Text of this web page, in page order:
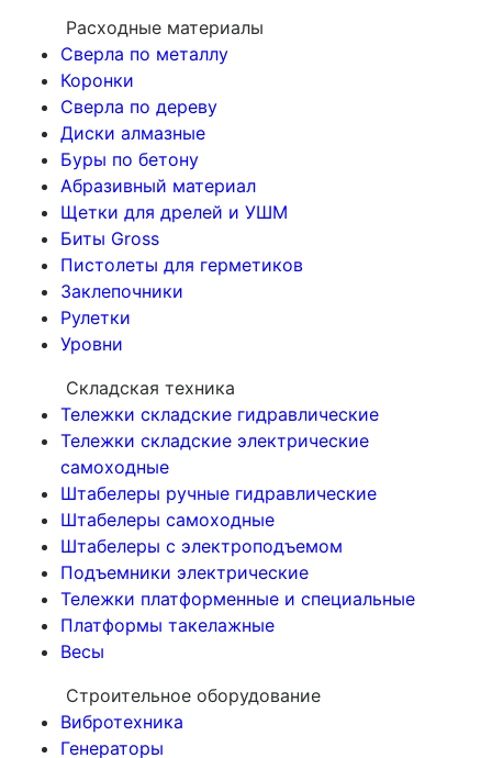
Расходные материалы
Сверла по металлу
Коронки
Сверла по дереву
Диски алмазные
Буры по бетону
Абразивный материал
Щетки для дрелей и УШМ
Биты Gross
Пистолеты для герметиков
Заклепочники
Рулетки
Уровни
Складская техника
Тележки складские гидравлические
Тележки складские электрические
самоходные
Штабелеры ручные гидравлические
Штабелеры самоходные
Штабелеры с электроподъемом
Подъемники электрические
Тележки платформенные и специальные
Платформы такелажные
Весы
Строительное оборудование
Вибротехника
Генераторы